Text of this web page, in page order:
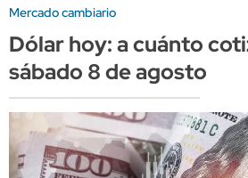
Mercado cambiario
Dólar hoy: a cuánto
sábado 8 de agosto